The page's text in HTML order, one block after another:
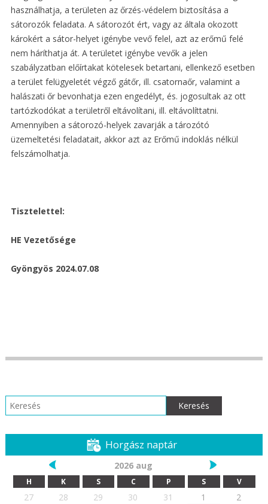
használhatja, a területen az őrzés-védelem biztosítása a
sátorozók feladata. A sátorozót ért, vagy az általa okozott
károkért a sátor-helyet igénybe vevő felel, azt az erőmű felé
nem háríthatja át. A területet igénybe vevők a jelen
szabályzatban előírtakat kötelesek betartani, ellenkező esetben
a terület felügyeletét végző gátőr, ill. csatornaőr, valamint a
halászati őr bevonhatja ezen engedélyt, és. jogosultak az ott
tartózkodókat a területről eltávolítani, ill. eltávolíttatni.
Amennyiben a sátorozó-helyek zavarják a tározótó
üzemeltetési feladatait, akkor azt az Erőmű indoklás nélkül
felszámolhatja.
Tisztelettel:
HE Vezetősége
Gyöngyös 2024.07.08
Keresés:
Horgász naptár
2026 aug
H K S C P S V
27 28 29 30 31 1
2